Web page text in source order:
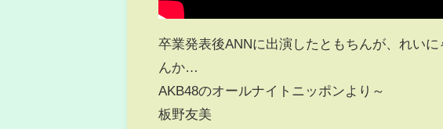
卒業発表後ANNに出演したともちんが、れい
んか…
AKB48のオールナイトニッポンより～
板野友美